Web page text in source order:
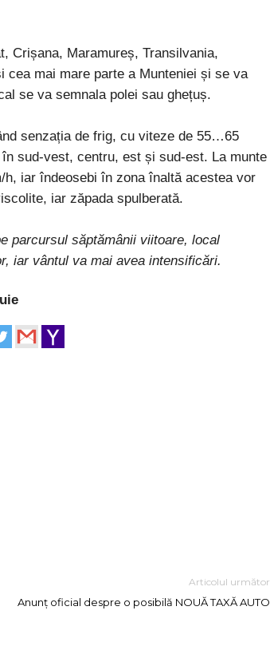
Crișana, Maramureș, Transilvania,
cea mai mare parte a Munteniei și se va
se va semnala polei sau ghețuș.
senzația de frig, cu viteze de 55…65
sud-vest, centru, est și sud-est. La munte
iar îndeosebi în zona înaltă acestea vor
iar zăpada spulberată.
parcursul săptămânii viitoare, local
iar vântul va mai avea intensificări.
Articolul următor
Anunț oficial despre o posibilă NOUĂ TAXĂ AUTO